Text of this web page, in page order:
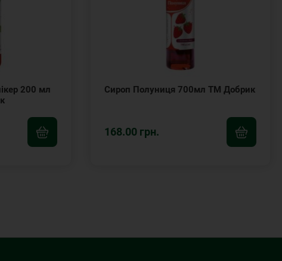
200 мл
Сироп Полуниця 700мл ТМ Добрик
168.00 грн.